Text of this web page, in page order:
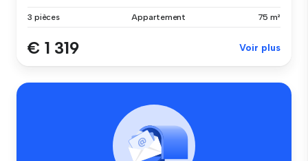
3 pièces Appartement 75 m²
€ 1 319 Voir plus